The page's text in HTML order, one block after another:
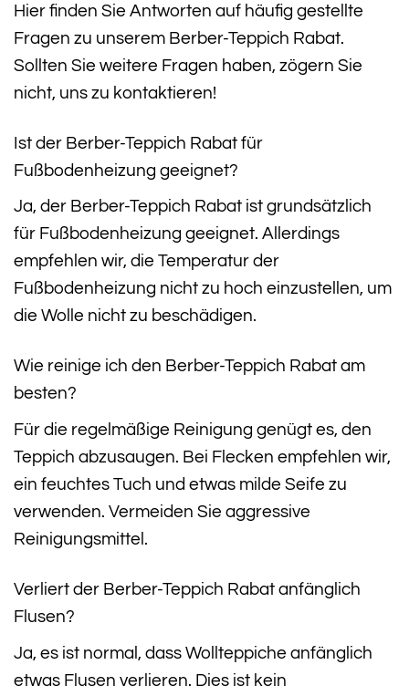
Hier finden Sie Antworten auf häufig gestellte
Fragen zu unserem Berber-Teppich Rabat.
Sollten Sie weitere Fragen haben, zögern Sie
nicht, uns zu kontaktieren!
Ist der Berber-Teppich Rabat für
Fußbodenheizung geeignet?
Ja, der Berber-Teppich Rabat ist grundsätzlich
für Fußbodenheizung geeignet. Allerdings
empfehlen wir, die Temperatur der
Fußbodenheizung nicht zu hoch einzustellen, um
die Wolle nicht zu beschädigen.
Wie reinige ich den Berber-Teppich Rabat am
besten?
Für die regelmäßige Reinigung genügt es, den
Teppich abzusaugen. Bei Flecken empfehlen wir,
ein feuchtes Tuch und etwas milde Seife zu
verwenden. Vermeiden Sie aggressive
Reinigungsmittel.
Verliert der Berber-Teppich Rabat anfänglich
Flusen?
Ja, es ist normal, dass Wollteppiche anfänglich
etwas Flusen verlieren. Dies ist kein